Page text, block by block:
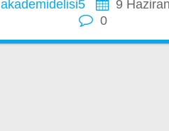
akademidelisi5
9
0